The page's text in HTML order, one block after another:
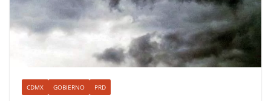
CDMX GOBIERNO PRD